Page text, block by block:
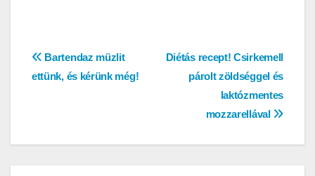
Bejegyzés
navigáció
Diétás recept! Csirkemell
párolt zöldséggel és
laktózmentes
mozzarellával
Bartendaz müzlit
ettünk, és kérünk még!